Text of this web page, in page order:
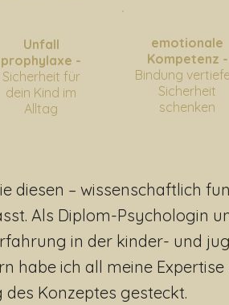
Unfall
prophylaxe -
Sicherheit für
dein Kind im
Alltag
emotionale
Kompetenz -
Bindung
Sicherheit
schenken
diesen – wissenschaftlich
Als Diplom-Psychologin
in der kinder- und
habe ich all meine
Konzeptes gesteckt.